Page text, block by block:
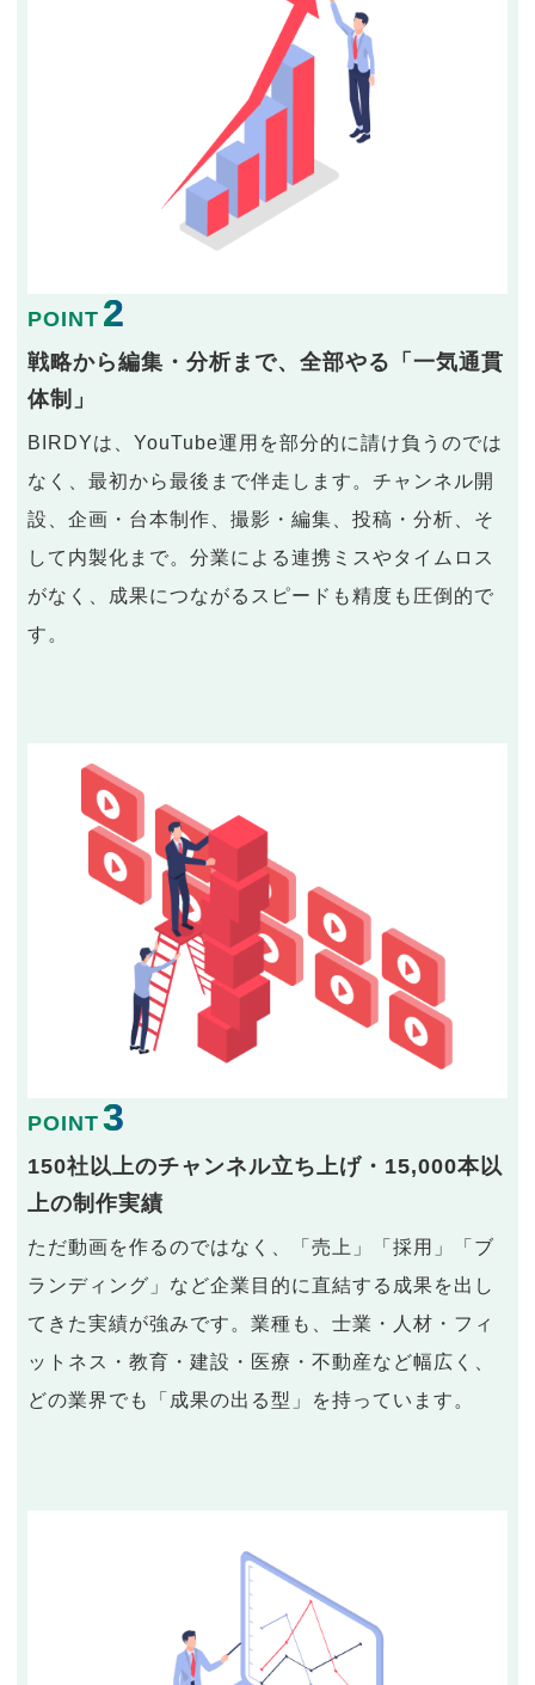
POINT 2
戦略から編集・分析まで、全部やる「一気通貫
体制」
BIRDYは、YouTube運用を部分的に請け負うのでは
なく、最初から最後まで伴走します。チャンネル開
設、企画・台本制作、撮影・編集、投稿・分析、そ
して内製化まで。分業による連携ミスやタイムロス
がなく、成果につながるスピードも精度も圧倒的で
す。
POINT 3
150社以上のチャンネル立ち上げ・15,000本以
上の制作実績
ただ動画を作るのではなく、「売上」「採用」「ブ
ランディング」など企業目的に直結する成果を出し
てきた実績が強みです。業種も、士業・人材・フィ
ットネス・教育・建設・医療・不動産など幅広く、
どの業界でも「成果の出る型」を持っています。